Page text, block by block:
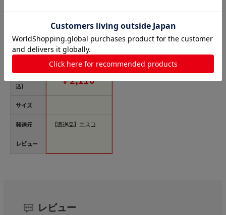
商品名
込)
サイズ
発送元
レビュー
エスコ EA991X-9 φ14
0x485mmひしゃく
単位1個）【直送品】
￥2,110
【直送品】エスコ
レビュー